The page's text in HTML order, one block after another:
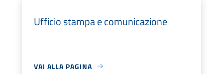
Ufficio stampa e comunicazione
VAI ALLA PAGINA